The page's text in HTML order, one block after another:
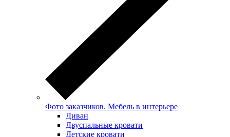
Фото заказчиков. Мебель в интерьере
Диван
Двуспальные кровати
Детские кровати